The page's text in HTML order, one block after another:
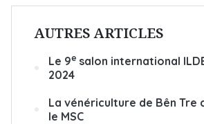
AUTRES ARTICLES
Le 9e salon international
2024
La vénériculture de Bên
le MSC